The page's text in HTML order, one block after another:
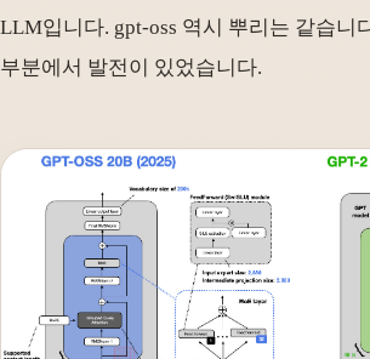
LLM입니다. gpt-oss 역시 뿌리는 같습니
부분에서 발전이 있었습니다.